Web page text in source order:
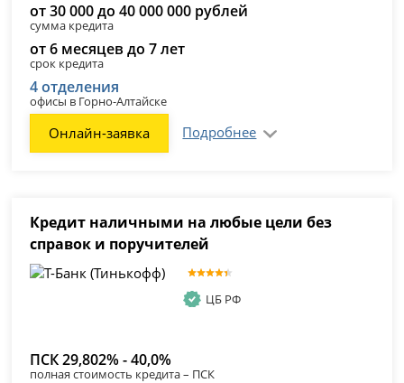
от 30 000 до 40 000 000 рублей
сумма кредита
от 6 месяцев до 7 лет
срок кредита
4 отделения
офисы в Горно-Алтайске
Онлайн-заявка Подробнее
Кредит наличными на любые цели без
справок и поручителей
ЦБ РФ
ПСК 29,802% - 40,0%
полная стоимость кредита – ПСК